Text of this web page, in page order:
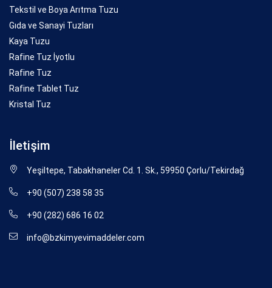
Tekstil ve Boya Arıtma Tuzu
Gıda ve Sanayi Tuzları
Kaya Tuzu
Rafine Tuz İyotlu
Rafine Tuz
Rafine Tablet Tuz
Kristal Tuz
İletişim
Yeşiltepe, Tabakhaneler Cd. 1. Sk., 59950 Çorlu/Tekirdağ
+90 (507) 238 58 35
+90 (282) 686 16 02
info@bzkimyevimaddeler.com